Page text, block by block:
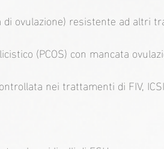
di ovulazione) resistente ad altri
(PCOS) con mancata
nei trattamenti di FIV,